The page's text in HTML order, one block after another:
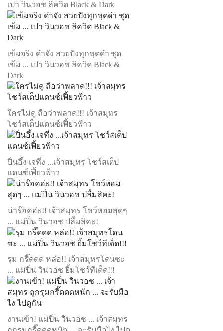
เปา วินวอช ลิควิด Black & Dark
เข้มจริง ดำจัง สวยปังทุกชุดดำ ชุด
เข้ม ... เปา วินวอช ลิควิด Black &
Dark
ใครไม่ดู ถือว่าพลาด!!! เจ้าสมุทร
โชว์สเต็ปแดนซ์เฟี้ยวฟ้าว
ปิ่นอึ้ง เจทึ่ง ...เจ้าสมุทร โชว์สเต็ป
แดนซ์เฟี้ยวฟ้าว
น่าร๊อคอ่ะ!! เจ้าสมุทร โชว์หอมสุดๆ
... แม่ปิ่น วินวอช ปลื้มสิคะ!
รุม กรี๊ดดด หล่อ!! เจ้าสมุทรโดนซะ
... แม่ปิ่น วินวอช ยิ้มโชว์ทีเด็ด!!!
งานเข้า! แม่ปิ่น วินวอช ... เจ้าสมุทร